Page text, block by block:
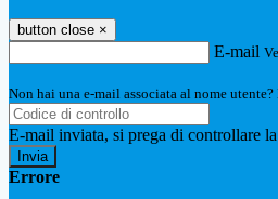
button close ×
E-mail
Non hai una e-mail associata al nome
E-mail inviata, si prega di controllare
Errore